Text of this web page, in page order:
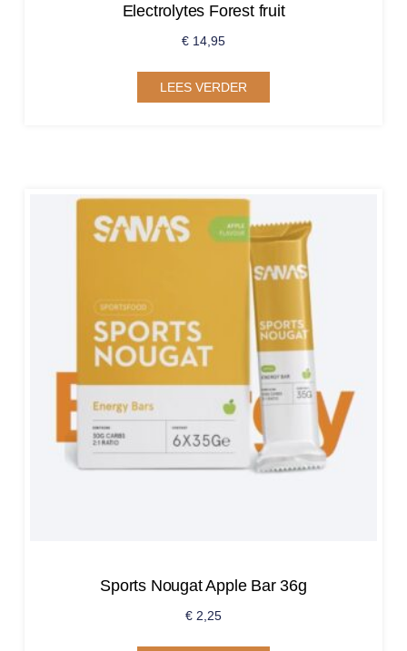
Electrolytes Forest fruit
€ 14,95
LEES VERDER
Sports Nougat Apple Bar 36g
€ 2,25